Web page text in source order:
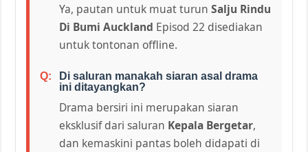
Ya, pautan untuk muat turunSalju Rindu
Di Bumi Auckland Episod 22 disediakan
untuk tontonan offline.
Di saluran manakah siaran asal drama
ini ditayangkan?
Drama bersiri ini merupakan siaran
eksklusif dari saluran Kepala Bergetar,
dan kemaskini pantas boleh didapati di